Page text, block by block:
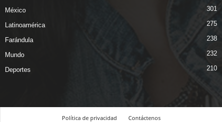
México 301
Latinoamérica 275
Farándula 238
Mundo 232
Deportes 210
Política de privacidad Contáctenos